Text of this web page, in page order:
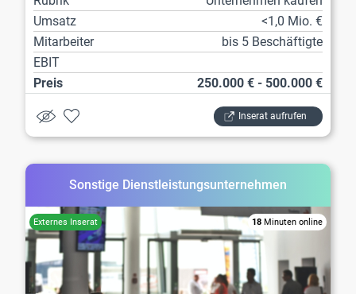
Umsatz
<1,0 Mio. €
Mitarbeiter
bis 5 Beschäftigte
EBIT
Preis
250.000 € - 500.000 €
Inserat aufrufen
Sonstige Dienstleistungsunternehmen
18 Minuten online